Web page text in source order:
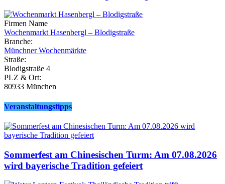
Firmen Name
Wochenmarkt Hasenbergl – Blodigstraße
Branche:
Münchner Wochenmärkte
Straße:
Blodigstraße 4
PLZ & Ort:
80933 München
Veranstaltungstipps
Sommerfest am Chinesischen Turm: Am 07.08.2026
wird bayerische Tradition gefeiert